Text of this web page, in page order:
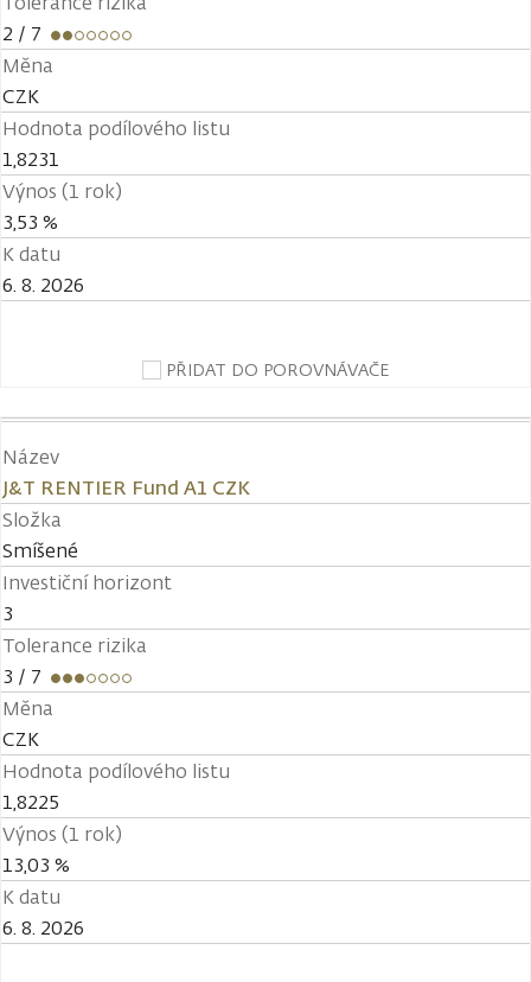
2 / 7
Měna
CZK
Hodnota podílového listu
1,8231
Výnos (1 rok)
3,53 %
K datu
6. 8. 2026
PŘIDAT DO POROVNÁVAČE
Název
J&T RENTIER Fund A1 CZK
Složka
Smíšené
Investiční horizont
3
Tolerance rizika
3 / 7
Měna
CZK
Hodnota podílového listu
1,8225
Výnos (1 rok)
13,03 %
K datu
6. 8. 2026